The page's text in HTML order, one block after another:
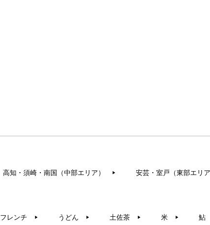
高知・須崎・南国（中部エリア） ▶︎ 安芸・室戸（東部エリア
フレンチ ▶︎ うどん ▶︎ 土佐茶 ▶︎ 米 ▶︎ 鮎